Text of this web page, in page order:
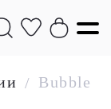
/ Bubble